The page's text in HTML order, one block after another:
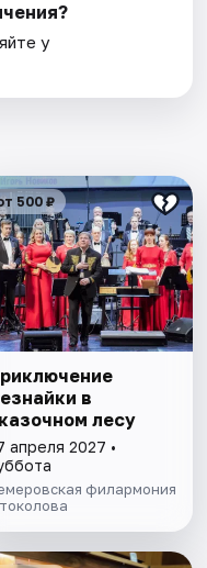
у
500 ₽
в
лесу
апреля 2027 •
филармония